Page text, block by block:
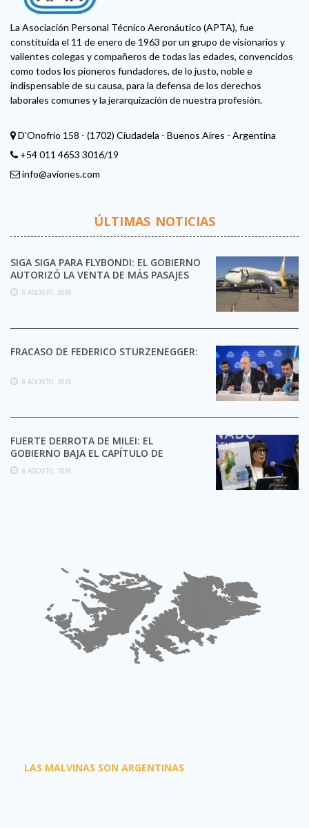
La Asociación Personal Técnico Aeronáutico (APTA), fue
constituida el 11 de enero de 1963 por un grupo de visionarios y
valientes colegas y compañeros de todas las edades, convencidos
como todos los pioneros fundadores, de lo justo, noble e
indispensable de su causa, para la defensa de los derechos
laborales comunes y la jerarquización de nuestra profesión.
D'Onofrio 158 - (1702) Ciudadela - Buenos Aires - Argentina
+54 011 4653 3016/19
info@aviones.com
ÚLTIMAS NOTICIAS
SIGA SIGA PARA FLYBONDI: EL GOBIERNO
AUTORIZÓ LA VENTA DE MÁS PASAJES
6 AGOSTO, 2026
FRACASO DE FEDERICO STURZENEGGER:
6 AGOSTO, 2026
FUERTE DERROTA DE MILEI: EL
GOBIERNO BAJA EL CAPÍTULO DE
EXTRANJERIZACIÓN DE TIERRAS
6 AGOSTO, 2026
LAS MALVINAS SON ARGENTINAS